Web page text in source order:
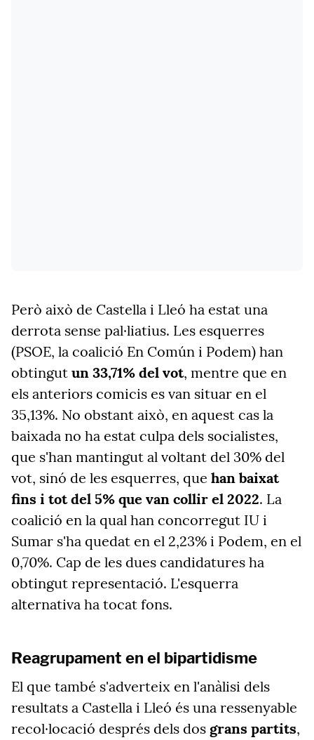
Però això de Castella i Lleó ha estat una
derrota sense pal·liatius. Les esquerres
(PSOE, la coalició En Común i Podem) han
obtingut un 33,71% del vot, mentre que en
els anteriors comicis es van situar en el
35,13%. No obstant això, en aquest cas la
baixada no ha estat culpa dels socialistes,
que s'han mantingut al voltant del 30% del
vot, sinó de les esquerres, que han baixat
fins i tot del 5% que van collir el 2022. La
coalició en la qual han concorregut IU i
Sumar s'ha quedat en el 2,23% i Podem, en el
0,70%. Cap de les dues candidatures ha
obtingut representació. L'esquerra
alternativa ha tocat fons.
Reagrupament en el bipartidisme
El que també s'adverteix en l'anàlisi dels
resultats a Castella i Lleó és una ressenyable
recol·locació després dels dos grans partits,